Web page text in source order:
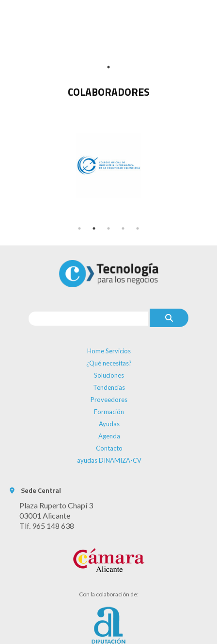
COLABORADORES
Home Servicios
¿Qué necesitas?
Soluciones
Tendencias
Proveedores
Formación
Ayudas
Agenda
Contacto
ayudas DINAMIZA-CV
Sede Central
Plaza Ruperto Chapí 3
03001 Alicante
Tlf. 965 148 638
Con la colaboración de: